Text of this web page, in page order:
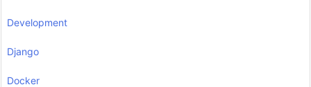
Development
Django
Docker